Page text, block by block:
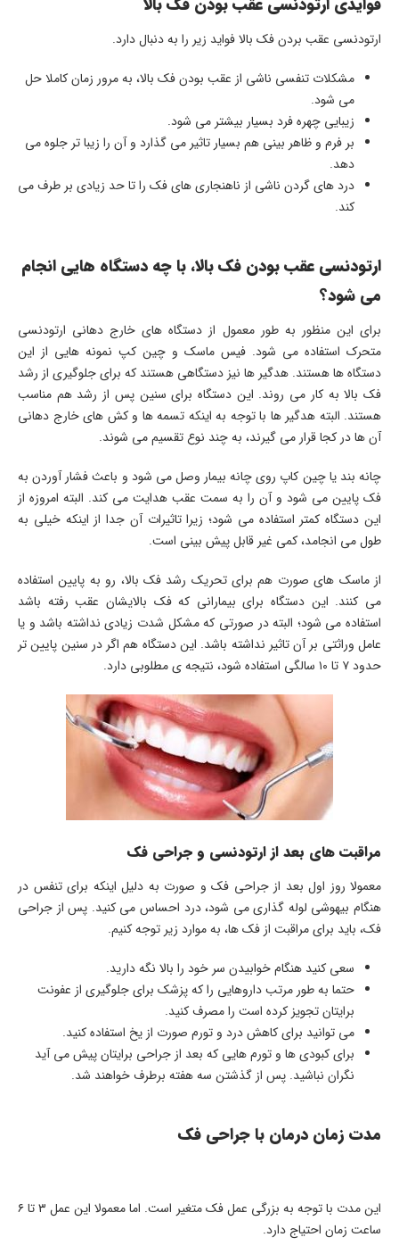
ارتودنسی عقب بردن فک بالا فواید زیر را به دنبال دارد.
مشکلات تنفسی ناشی از عقب بودن فک بالا، به مرور زمان کاملا حل
می شود.
زیبایی چهره فرد بسیار بیشتر می شود.
بر فرم و ظاهر بینی هم بسیار تاثیر می گذارد و آن را زیبا تر جلوه می
دهد.
درد های گردن ناشی از ناهنجاری های فک را تا حد زیادی بر طرف می
کند.
ارتودنسی عقب بودن فک بالا، با چه دستگاه هایی انجام
می شود؟
برای این منظور به طور معمول از دستگاه های خارج دهانی ارتودنسی
متحرک استفاده می شود. فیس ماسک و چین کپ نمونه هایی از این
دستگاه ها هستند. هدگیر ها نیز دستگاهی هستند که برای جلوگیری از رشد
فک بالا به کار می روند. این دستگاه برای سنین پس از رشد هم مناسب
هستند. البته هدگیر ها با توجه به اینکه تسمه ها و کش های خارج دهانی
آن ها در کجا قرار می گیرند، به چند نوع تقسیم می شوند.
چانه بند یا چین کاپ روی چانه بیمار وصل می شود و باعث فشار آوردن به
فک پایین می شود و آن را به سمت عقب هدایت می کند. البته امروزه از
این دستگاه کمتر استفاده می شود؛ زیرا تاثیرات آن جدا از اینکه خیلی به
طول می انجامد، کمی غیر قابل پیش بینی است.
از ماسک های صورت هم برای تحریک رشد فک بالا، رو به پایین استفاده
می کنند. این دستگاه برای بیمارانی که فک بالایشان عقب رفته باشد
استفاده می شود؛ البته در صورتی که مشکل شدت زیادی نداشته باشد و یا
عامل وراثتی بر آن تاثیر نداشته باشد. این دستگاه هم اگر در سنین پایین تر
حدود ۷ تا ۱۰ سالگی استفاده شود، نتیجه ی مطلوبی دارد.
مراقبت های بعد از ارتودنسی و جراحی فک
معمولا روز اول بعد از جراحی فک و صورت به دلیل اینکه برای تنفس در
هنگام بیهوشی لوله گذاری می شود، درد احساس می کنید. پس از جراحی
فک، باید برای مراقبت از فک ها، به موارد زیر توجه کنیم.
سعی کنید هنگام خوابیدن سر خود را بالا نگه دارید.
حتما به طور مرتب داروهایی را که پزشک برای جلوگیری از عفونت
برایتان تجویز کرده است را مصرف کنید.
می توانید برای کاهش درد و تورم صورت از یخ استفاده کنید.
برای کبودی ها و تورم هایی که بعد از جراحی برایتان پیش می آید
نگران نباشید. پس از گذشتن سه هفته برطرف خواهند شد.
مدت زمان درمان با جراحی فک
این مدت با توجه به بزرگی عمل فک متغیر است. اما معمولا این عمل ۳ تا ۶
ساعت زمان احتیاج دارد.